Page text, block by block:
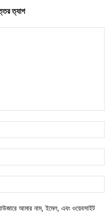
ত্যাগ
আমার নাম, ইমেল, এবং ওয়েবসাইট